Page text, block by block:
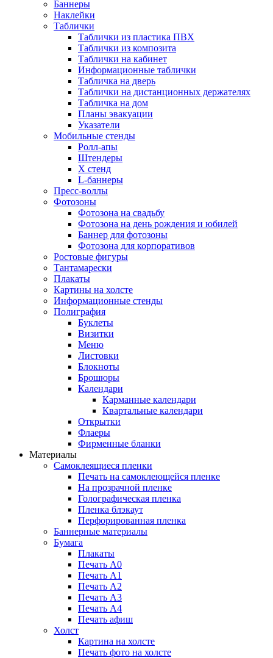
Баннеры
Наклейки
Таблички
Таблички из пластика ПВХ
Таблички из композита
Таблички на кабинет
Информационные таблички
Табличка на дверь
Таблички на дистанционных держателях
Табличка на дом
Планы эвакуации
Указатели
Мобильные стенды
Ролл-апы
Штендеры
Х стенд
L-баннеры
Пресс-воллы
Фотозоны
Фотозона на свадьбу
Фотозона на день рождения и юбилей
Баннер для фотозоны
Фотозона для корпоративов
Ростовые фигуры
Тантамарески
Плакаты
Картины на холсте
Информационные стенды
Полиграфия
Буклеты
Визитки
Меню
Листовки
Блокноты
Брошюры
Календари
Карманные календари
Квартальные календари
Открытки
Флаеры
Фирменные бланки
Материалы
Самоклеящиеся пленки
Печать на самоклеющейся пленке
На прозрачной пленке
Голографическая пленка
Пленка блэкаут
Перфорированная пленка
Баннерные материалы
Бумага
Плакаты
Печать А0
Печать А1
Печать А2
Печать А3
Печать А4
Печать афиш
Холст
Картина на холсте
Печать фото на холсте